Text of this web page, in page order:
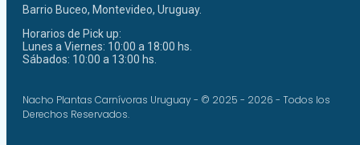
Barrio Buceo, Montevideo, Uruguay.
Horarios de Pick up:
Lunes a Viernes: 10:00 a 18:00 hs.
Sábados: 10:00 a 13:00 hs.
Nacho Plantas Carnívoras Uruguay - © 2025 - 2026 - Todos los
Derechos Reservados.